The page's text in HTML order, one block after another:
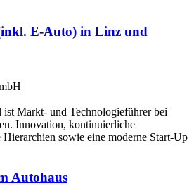
E-Auto) in Linz und
|
Markt- und Technologieführer bei
Innovation, kontinuierliche
sowie eine moderne Start-Up
Autohaus